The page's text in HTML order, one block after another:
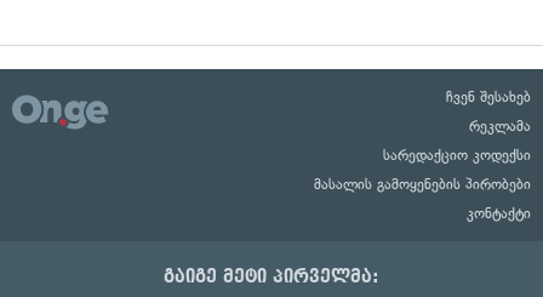
ჩვენ შესახებ
რეკლამა
სარედაქციო კოდექსი
მასალის გამოყენების პირობები
კონტაქტი
გაიგე მეტი პირველმა: